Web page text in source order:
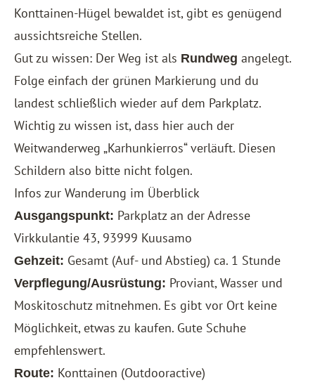
Konttainen-Hügel bewaldet ist, gibt es genügend
aussichtsreiche Stellen.
Gut zu wissen: Der Weg ist als Rundweg angelegt.
Folge einfach der grünen Markierung und du
landest schließlich wieder auf dem Parkplatz.
Wichtig zu wissen ist, dass hier auch der
Weitwanderweg „Karhunkierros“ verläuft. Diesen
Schildern also bitte nicht folgen.
Infos zur Wanderung im Überblick
Ausgangspunkt: Parkplatz an der Adresse
Virkkulantie 43, 93999 Kuusamo
Gehzeit: Gesamt (Auf- und Abstieg) ca. 1 Stunde
Verpflegung/Ausrüstung: Proviant, Wasser und
Moskitoschutz mitnehmen. Es gibt vor Ort keine
Möglichkeit, etwas zu kaufen. Gute Schuhe
empfehlenswert.
Route: Konttainen (Outdooractive)